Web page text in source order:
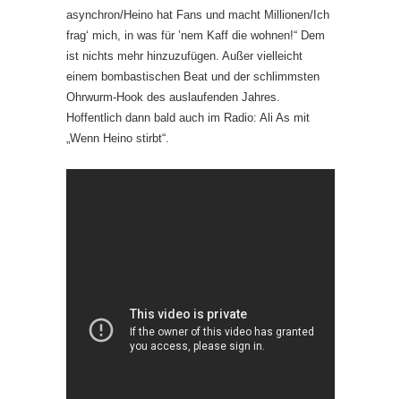
asynchron/Heino hat Fans und macht Millionen/Ich
frag‘ mich, in was für ’nem Kaff die wohnen!“ Dem
ist nichts mehr hinzuzufügen. Außer vielleicht
einem bombastischen Beat und der schlimmsten
Ohrwurm-Hook des auslaufenden Jahres.
Hoffentlich dann bald auch im Radio: Ali As mit
„Wenn Heino stirbt“.